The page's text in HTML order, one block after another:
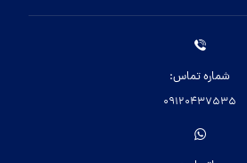
شماره تماس:
09120437535